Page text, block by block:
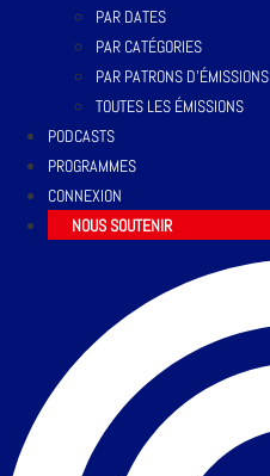
PAR DATES
PAR CATÉGORIES
PAR PATRONS D’ÉMISSIONS
TOUTES LES ÉMISSIONS
PODCASTS
PROGRAMMES
CONNEXION
NOUS SOUTENIR